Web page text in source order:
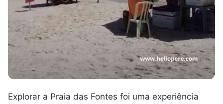
Explorar a Praia das Fontes foi uma experiência